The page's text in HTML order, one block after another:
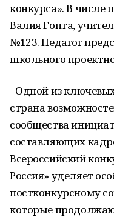
конкурса». В числе
Валия Гопта,
№123. Педагог
школьного
- Одной из
страна
сообщества
составляющих
Всероссийский
Россия» уделяет
постконкурсному
которые